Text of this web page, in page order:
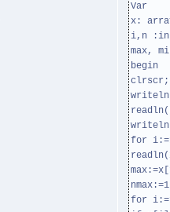
Var
x:
i,n
max,
begin
clrscr;
for
for